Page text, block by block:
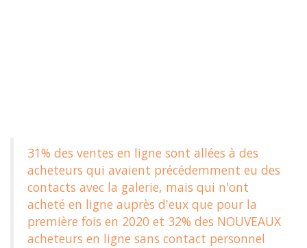
31% des ventes en ligne sont allées à des
acheteurs qui avaient précédemment eu des
contacts avec la galerie, mais qui n'ont
acheté en ligne auprès d'eux que pour la
première fois en 2020 et 32% des NOUVEAUX
acheteurs en ligne sans contact personnel